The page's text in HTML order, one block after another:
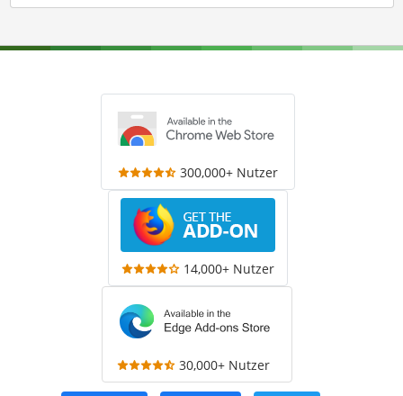
300,000+ Nutzer
14,000+ Nutzer
30,000+ Nutzer